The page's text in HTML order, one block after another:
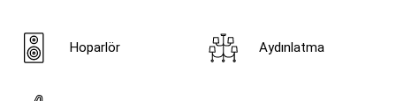
Hoparlör Aydınlatma